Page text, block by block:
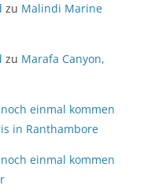
zu Malindi Marine
zu Marafa Canyon,
einmal kommen
in Ranthambore
einmal kommen